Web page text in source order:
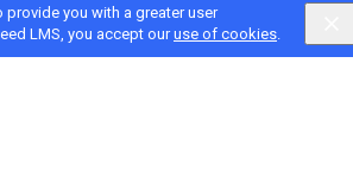
you with a greater user
LMS, you accept ouruse of cookies.